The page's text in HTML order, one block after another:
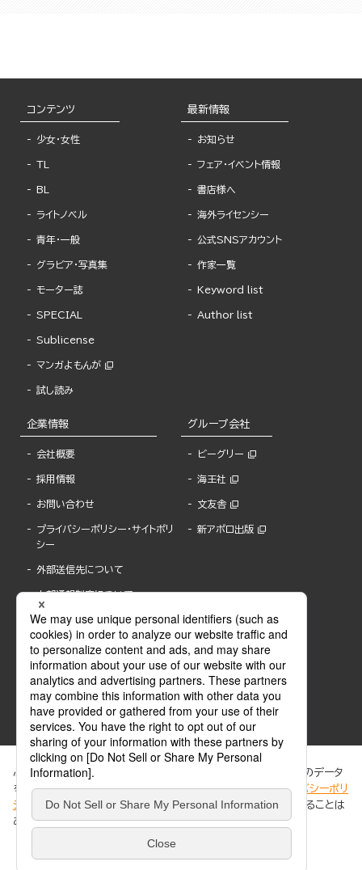
コンテンツ
少女・女性
TL
BL
ライトノベル
青年・一般
グラビア・写真集
モーター誌
SPECIAL
Sublicense
マンガよもんが
試し読み
最新情報
お知らせ
フェア・イベント情報
書店様へ
海外ライセンシー
公式SNSアカウント
作家一覧
Keyword list
Author list
企業情報
会社概要
採用情報
お問い合わせ
プライバシーポリシー・サイトポリ
シー
外部送信先について
内部通報制度について
グループ会社
ビーグリー
海王社
文友舎
新アポロ出版
ABJマークは、この電子書店・電子書籍配信サービスが、著作権者からコンテンツ使用許諾を
得た正規版配信サービスであることを示す登録商標(登録番号 第6091713号)です。
ABJマークの詳細、ABJマークを掲示しているサービスの一覧はこちら。
ぶんか社が運営するサイトでは、利便性向上のためにCookie等のデータ
を使用しています。 当社のCookieについての詳細は、「プライバシーポリ
シー
」をご覧ください。当サイトでは、訪問者の個人情報を追跡することは
ありません。